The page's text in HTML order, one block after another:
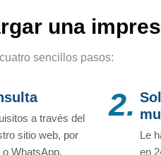
una
sencillos pasos:
a través del
sitio web, por
WhatsApp.
2.
Le
en